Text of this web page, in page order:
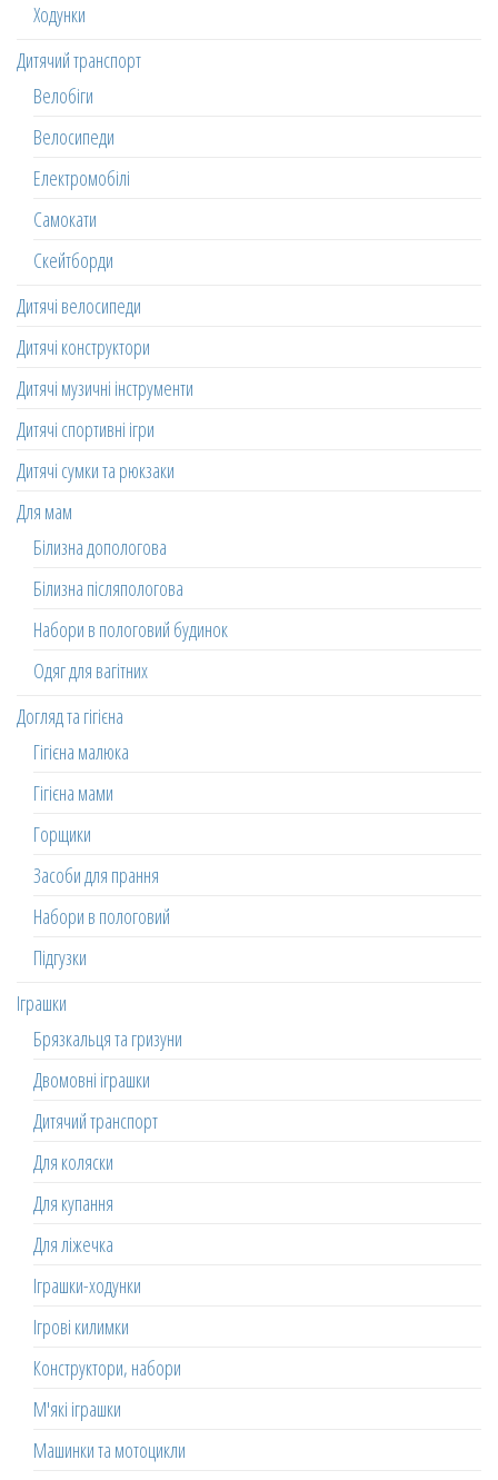
Ходунки
Дитячий транспорт
Велобіги
Велосипеди
Електромобілі
Самокати
Скейтборди
Дитячі велосипеди
Дитячі конструктори
Дитячі музичні інструменти
Дитячі спортивні ігри
Дитячі сумки та рюкзаки
Для мам
Білизна допологова
Білизна післяпологова
Набори в пологовий будинок
Одяг для вагітних
Догляд та гігієна
Гігієна малюка
Гігієна мами
Горщики
Засоби для прання
Набори в пологовий
Підгузки
Іграшки
Брязкальця та гризуни
Двомовні іграшки
Дитячий транспорт
Для коляски
Для купання
Для ліжечка
Іграшки-ходунки
Ігрові килимки
Конструктори, набори
М'які іграшки
Машинки та мотоцикли